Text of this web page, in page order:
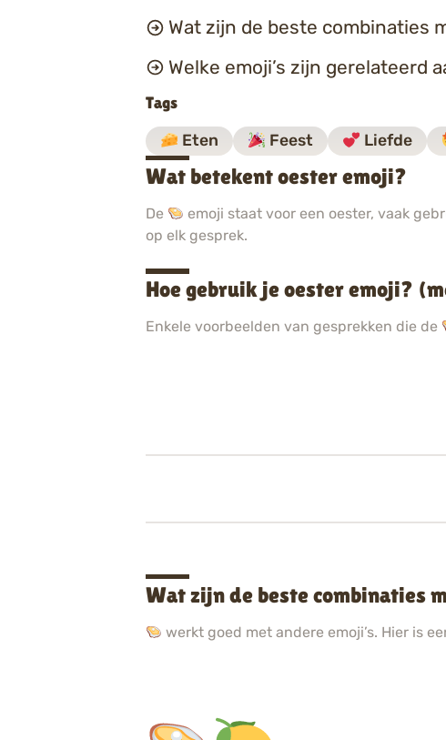
Wat zijn de beste combinaties
Welke emoji’s zijn gerelateerd
Tags
Eten Feest Liefde
Wat betekent oester emoji?
De
emoji staat voor een oester, vaak
op elk gesprek.
Hoe gebruik je oester emoji?
Enkele voorbeelden van gesprekken die de
Wat zijn de beste combinaties
werkt goed met andere emoji’s. Hier is